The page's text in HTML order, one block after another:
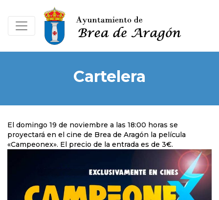
Cartelera
El domingo 19 de noviembre a las 18:00 horas se
proyectará en el cine de Brea de Aragón la película
«Campeonex». El precio de la entrada es de 3€.